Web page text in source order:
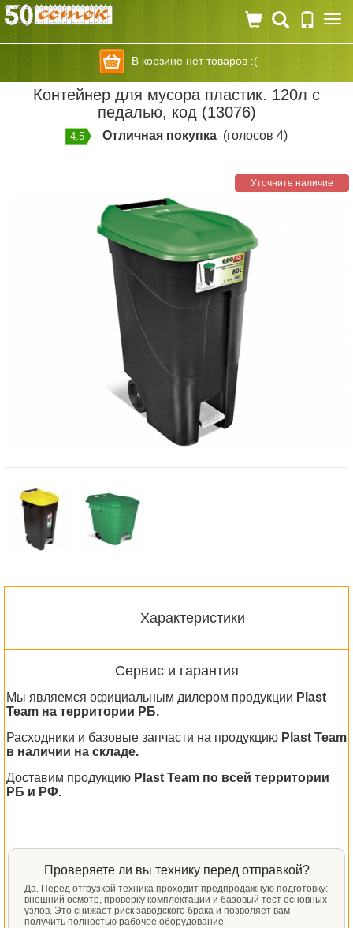
В корзине нет товаров :(
Контейнер для мусора пластик. 120л с
педалью, код (13076)
4.5 Отличная покупка (голосов 4)
Уточните наличие
Характеристики
Сервис и гарантия
Мы являемся официальным дилером продукции Plast
Team на территории РБ.
Расходники и базовые запчасти на продукцию Plast Team
в наличии на складе.
Доставим продукцию Plast Team по всей территории
РБ и РФ.
Проверяете ли вы технику перед отправкой?
Да. Перед отгрузкой техника проходит предпродажную подготовку:
внешний осмотр, проверку комплектации и базовый тест основных
узлов. Это снижает риск заводского брака и позволяет вам
получить полностью рабочее оборудование.